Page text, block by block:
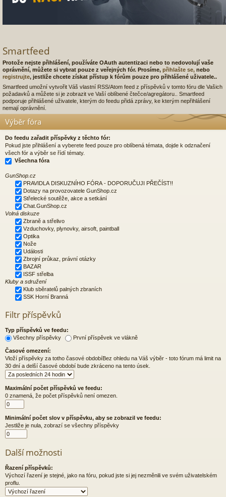
Smartfeed
Protože nejste přihlášení, používáte OAuth autentizaci nebo to nedovolují vaše
oprávnění, můžete si vybrat pouze z veřejných fór. Prosíme, přihlašte se, nebo
registrujte, jestliže chcete získat přístup k fórům pouze pro přihlášené uživatele..
Smartfeed umožní vytvořit Váš vlastní RSS/Atom feed z příspěvků v tomto fóru dle Vašich
požadavků a můžete si je zobrazit ve Vaší oblíbené čtečce/agregátoru.. Smartfeed
podporuje přihlášené uživatele, kterým do feedu přidá zprávy, ke kterým nepřihlášení
nemají oprávnění.
Výběr fóra
Do feedu zařadit příspěvky z těchto fór:
Pokud jste přihlášení a vyberete feed pouze pro oblíbená témata, dojde k odznačení
všech fór a výběr se řídí tématy.
Všechna fóra
GunShop.cz
PRAVIDLA DISKUZNÍHO FÓRA - DOPORUČUJI PŘEČÍST!!
Dotazy na provozovatele GunShop.cz
Střelecké soutěže, akce a setkání
Chat.GunShop.cz
Volná diskuze
Zbraně a střelivo
Vzduchovky, plynovky, airsoft, paintball
Optika
Nože
Události
Zbrojní průkaz, právní otázky
BAZAR
ISSF střelba
Kluby a sdružení
Klub sběratelů palných zbraních
SSK Horní Branná
Filtr příspěvků
Typ příspěvků ve feedu:
Všechny příspěvky
První příspěvek ve vlákně
Časové omezení:
Vloží příspěvky za totho časové obdobíBez ohledu na Váš výběr - toto fórum má limit na
30 dní a delší časové období bude zkráceno na tento úsek.
Maximální počet příspěvků ve feedu:
0 znamená, že počet příspěvků není omezen.
Minimální počet slov v příspěvku, aby se zobrazil ve feedu:
Jestliže je nula, zobrazí se všechny příspěvky
Další možnosti
Řazení příspěvků:
Výchozí řazení je stejné, jako na fóru, pokud jste si jej nezměnili ve svém uživatelském
proflu.